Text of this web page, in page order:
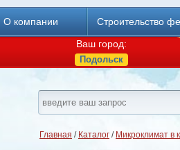
О компании Строительство
Ваш город:
Подольск
Главная / Каталог / Микроклимат в